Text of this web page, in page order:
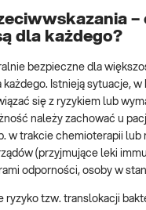
–
dla każdego?
bezpieczne dla
każdego. Istnieją sytuacje,
się z ryzykiem lub
należy zachować u
w trakcie chemioterapii lub
(przyjmujące leki
odporności, osoby w
ryzyko tzw. translokacji